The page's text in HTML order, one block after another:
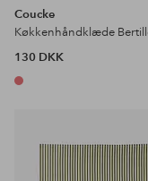
Coucke
130 DKK